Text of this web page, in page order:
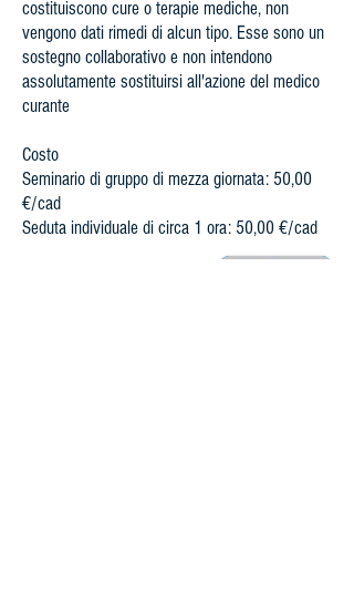
costituiscono cure o terapie mediche, non
vengono dati rimedi di alcun tipo. Esse sono un
sostegno collaborativo e non intendono
assolutamente sostituirsi all'azione del medico
curante
Costo
Seminario di gruppo di mezza giornata: 50,00
€/cad
Seduta individuale di circa 1 ora: 50,00 €/cad